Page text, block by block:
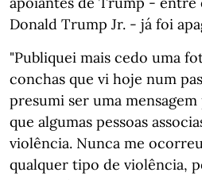
Donald Trump Jr. - já foi
"Publiquei mais cedo uma
conchas que vi hoje num
presumi ser uma
que algumas pessoas
violência. Nunca me
qualquer tipo de violência,